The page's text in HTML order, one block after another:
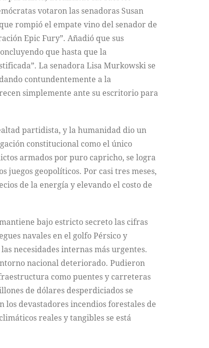
votaron las senadoras Susan
rompió el empate vino del senador de
Epic Fury”. Añadió que sus
que hasta que la
La senadora Lisa Murkowski se
contundentemente a la
simplemente ante su escritorio para
partidista, y la humanidad dio un
constitucional como el único
armados por puro capricho, se logra
geopolíticos. Por casi tres meses,
de la energía y elevando el costo de
bajo estricto secreto las cifras
navales en el golfo Pérsico y
necesidades internas más urgentes.
nacional deteriorado. Pudieron
como puentes y carreteras
de dólares desperdiciados se
devastadores incendios forestales de
reales y tangibles se está